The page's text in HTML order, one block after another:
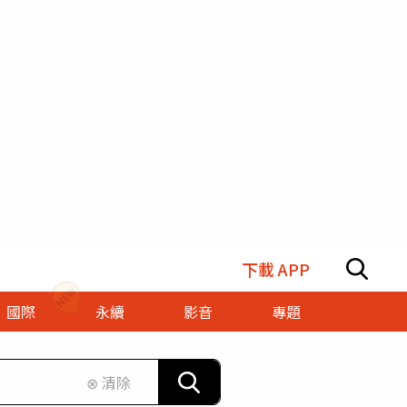
下載 APP
國際 永續 影音
專題
⊗ 清除